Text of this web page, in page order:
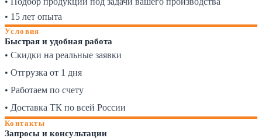
• 15 лет опыта
Условия
Быстрая и удобная работа
• Скидки на реальные заявки
• Отгрузка от 1 дня
• Работаем по счету
• Доставка ТК по всей России
Контакты
Запросы и консультации